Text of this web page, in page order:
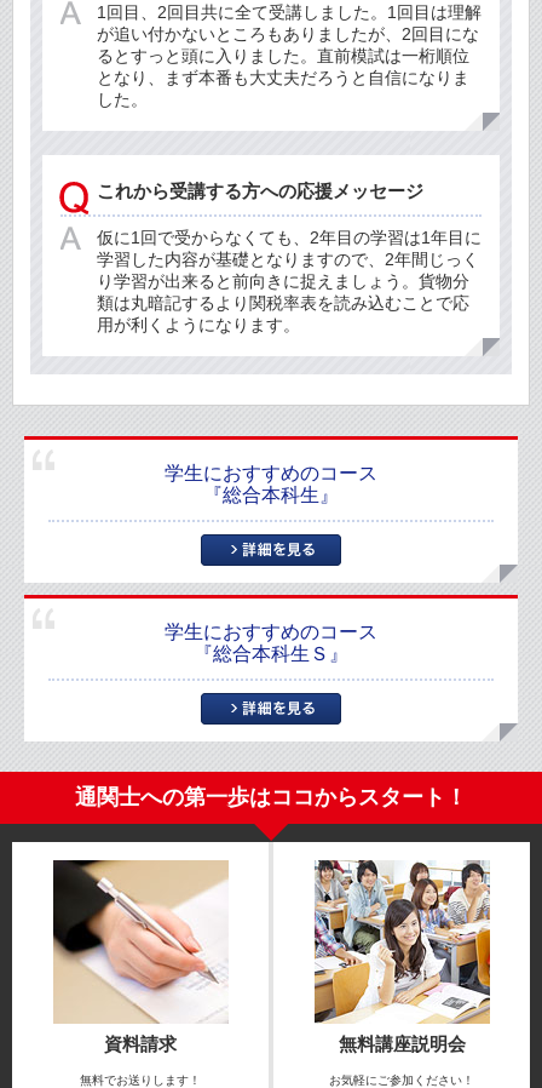
1回目、2回目共に全て受講しました。1回目は理解
が追い付かないところもありましたが、2回目にな
るとすっと頭に入りました。直前模試は一桁順位
となり、まず本番も大丈夫だろうと自信になりま
した。
これから受講する方への応援メッセージ
仮に1回で受からなくても、2年目の学習は1年目に
学習した内容が基礎となりますので、2年間じっく
り学習が出来ると前向きに捉えましょう。貨物分
類は丸暗記するより関税率表を読み込むことで応
用が利くようになります。
学生におすすめのコース
『総合本科生』
学生におすすめのコース
『総合本科生Ｓ』
通関士への第一歩はココからスタート！
資料請求
無料でお送りします！
無料講座説明会
お気軽にご参加ください！